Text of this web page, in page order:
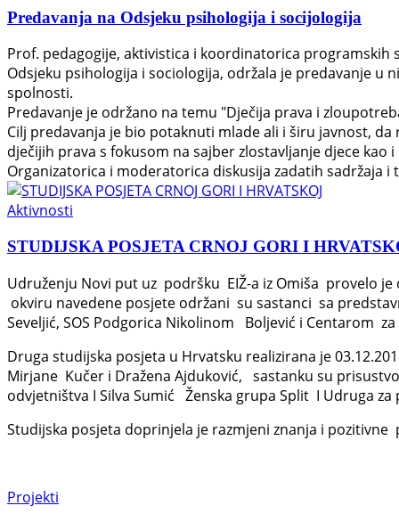
Predavanja na Odsjeku psihologija i socijologija
Prof. pedagogije, aktivistica i koordinatorica programskih
Odsjeku psihologija i sociologija, održala je predavanje u
spolnosti.
Predavanje je održano na temu "Dječija prava i
Cilj predavanja je bio potaknuti mlade ali i širu javnost,
dječijih prava s fokusom na sajber zlostavljanje djece
Organizatorica i moderatorica diskusija zadatih sadržaja
Aktivnosti
STUDIJSKA POSJETA CRNOJ GORI I
Udruženju Novi put uz podršku EIŽ-a iz Omiša provelo
okviru navedene posjete održani su sastanci sa
Seveljić, SOS Podgorica Nikolinom Boljević i Centarom
Druga studijska posjeta u Hrvatsku realizirana je
Mirjane Kučer i Dražena Ajduković, sastanku su
odvjetništva I Silva Sumić Ženska grupa Split I Udruga
Studijska posjeta doprinjela je razmjeni znanja i
Projekti